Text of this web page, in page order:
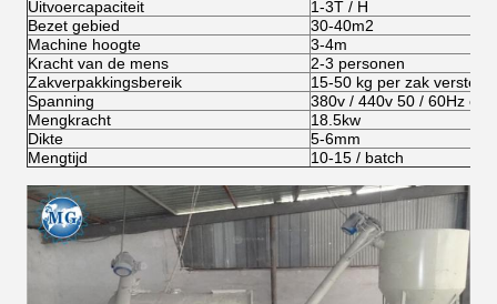
Uitvoercapaciteit
1-3T / H
Bezet gebied
30-40m2
Machine hoogte
3-4m
Kracht van de mens
2-3 personen
Zakverpakkingsbereik
15-50 kg per zak
Spanning
380v / 440v 50 / 60Hz of
Mengkracht
18.5kw
Dikte
5-6mm
Mengtijd
10-15 / batch